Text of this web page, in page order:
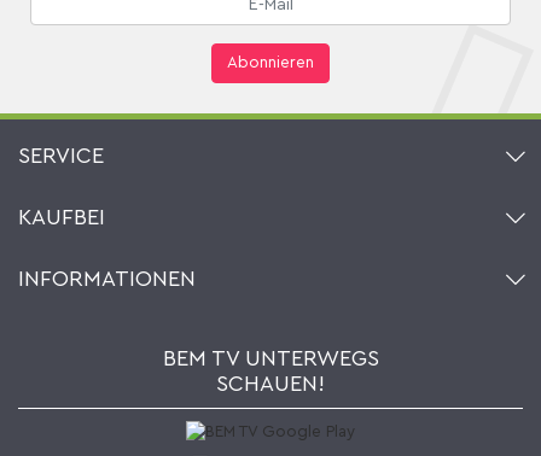
Abonnieren
SERVICE
Warenkorb
Mein Wunschzettel
KAUFBEI
Händler & Hersteller
Affiliateprogramm
INFORMATIONEN
Zahlung und Versand
BEM TV UNTERWEGS
SCHAUEN!